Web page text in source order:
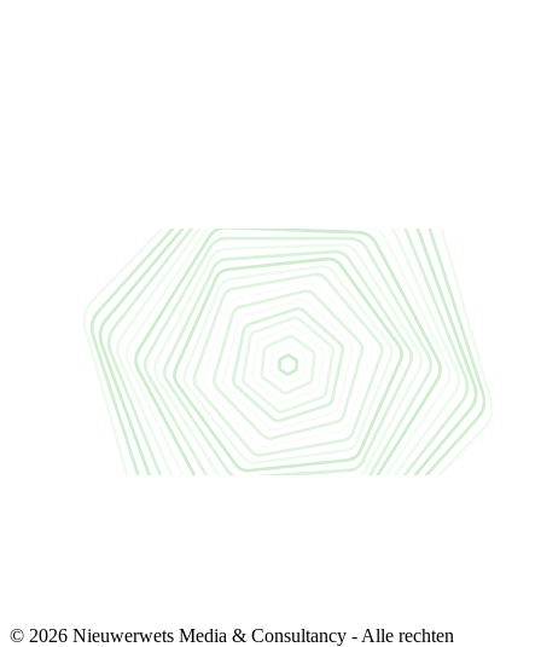
© 2026 Nieuwerwets Media & Consultancy - Alle rechten